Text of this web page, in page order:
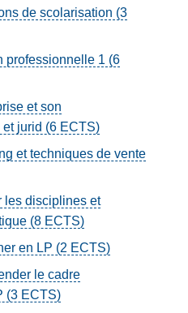
de scolarisation (3
professionnelle 1 (6
et son
jurid (6 ECTS)
et techniques de vente
les disciplines et
(8 ECTS)
en LP (2 ECTS)
le cadre
(3 ECTS)